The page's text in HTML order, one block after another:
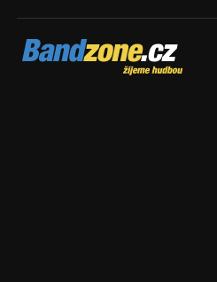
Bandzone.cz
žijeme hudbou